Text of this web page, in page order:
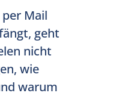
per Mail
geht
nicht
wie
warum